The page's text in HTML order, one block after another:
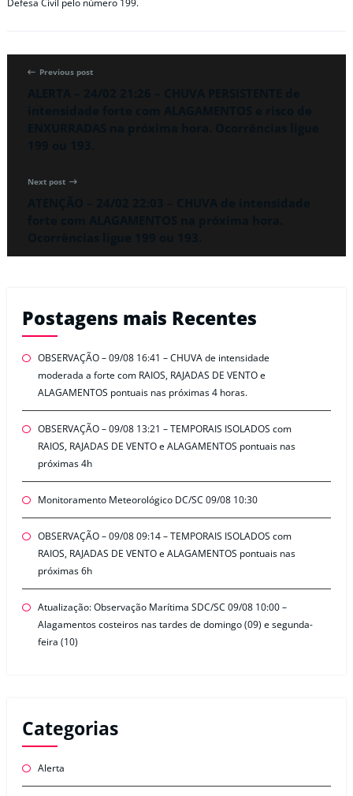
Defesa Civil pelo número 199.
Previous post
Next post
Postagens mais Recentes
OBSERVAÇÃO – 09/08 16:41 – CHUVA de intensidade
moderada a forte com RAIOS, RAJADAS DE VENTO e
ALAGAMENTOS pontuais nas próximas 4 horas.
OBSERVAÇÃO – 09/08 13:21 – TEMPORAIS ISOLADOS com
RAIOS, RAJADAS DE VENTO e ALAGAMENTOS pontuais nas
próximas 4h
Monitoramento Meteorológico DC/SC 09/08 10:30
OBSERVAÇÃO – 09/08 09:14 – TEMPORAIS ISOLADOS com
RAIOS, RAJADAS DE VENTO e ALAGAMENTOS pontuais nas
próximas 6h
Atualização: Observação Marítima SDC/SC 09/08 10:00 –
Alagamentos costeiros nas tardes de domingo (09) e segunda-
feira (10)
Categorias
Alerta